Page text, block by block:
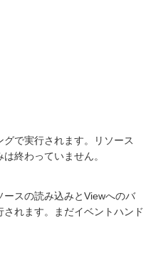
で実行されます。リソース
終わっていません。
ースの読み込みとViewへのバ
れます。まだイベントハンド